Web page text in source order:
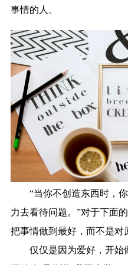
事情的人。
“当你不创造东西时，
力去看待问题。”对于下面
把事情做到最好，而不是对
仅仅是因为爱好，开始